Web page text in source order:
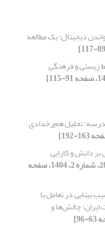
دیجیتال: یک مطالعه
زیستی و فرهنگی
تحلیل هم‌رخدادی
دانش و کارایی
[دوره 28، شماره 2، 1404، صفحه
بینایی در تعامل با
ایران: چالش‌ها و